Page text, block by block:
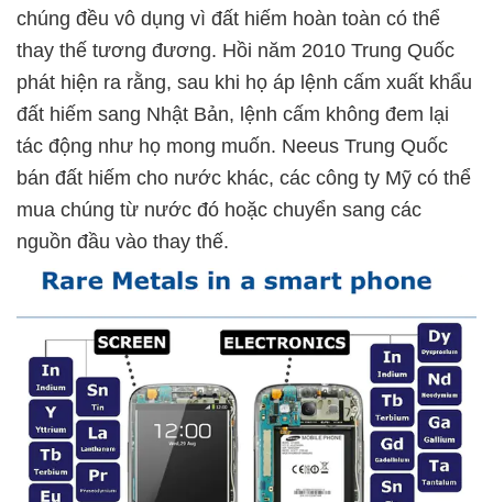
chúng đều vô dụng vì đất hiếm hoàn toàn có thể
thay thế tương đương. Hồi năm 2010 Trung Quốc
phát hiện ra rằng, sau khi họ áp lệnh cấm xuất khẩu
đất hiếm sang Nhật Bản, lệnh cấm không đem lại
tác động như họ mong muốn. Neeus Trung Quốc
bán đất hiếm cho nước khác, các công ty Mỹ có thể
mua chúng từ nước đó hoặc chuyển sang các
nguồn đầu vào thay thế.